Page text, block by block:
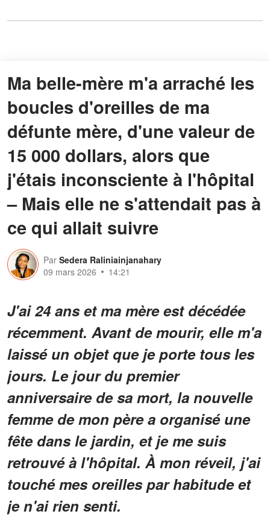
Ma belle-mère m'a arraché les
boucles d'oreilles de ma
défunte mère, d'une valeur de
15 000 dollars, alors que
j'étais inconsciente à l'hôpital
– Mais elle ne s'attendait pas à
ce qui allait suivre
Par Sedera Raliniainjanahary
09 mars 2026
14:21
J'ai 24 ans et ma mère est décédée
récemment. Avant de mourir, elle m'a
laissé un objet que je porte tous les
jours. Le jour du premier
anniversaire de sa mort, la nouvelle
femme de mon père a organisé une
fête dans le jardin, et je me suis
retrouvé à l'hôpital. À mon réveil, j'ai
touché mes oreilles par habitude et
je n'ai rien senti.